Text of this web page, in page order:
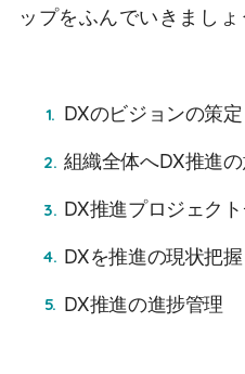
ップをふんでいきましょ
DXのビジョンの策定
組織全体へDX推進
DX推進プロジェク
DXを推進の現状把
DX推進の進捗管理